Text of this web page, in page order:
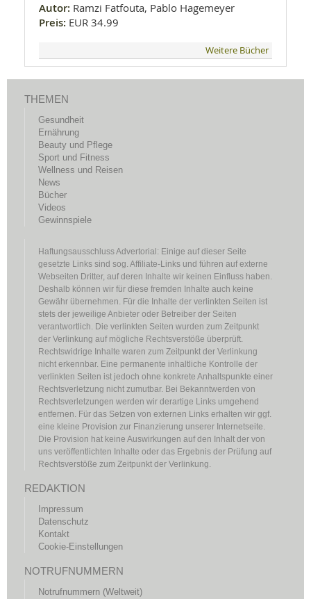
Autor: Ramzi Fatfouta, Pablo Hagemeyer
Preis: EUR 34.99
Weitere Bücher
THEMEN
Gesundheit
Ernährung
Beauty und Pflege
Sport und Fitness
Wellness und Reisen
News
Bücher
Videos
Gewinnspiele
Haftungsausschluss Advertorial: Einige auf dieser Seite
gesetzte Links sind sog. Affiliate-Links und führen auf externe
Webseiten Dritter, auf deren Inhalte wir keinen Einfluss haben.
Deshalb können wir für diese fremden Inhalte auch keine
Gewähr übernehmen. Für die Inhalte der verlinkten Seiten ist
stets der jeweilige Anbieter oder Betreiber der Seiten
verantwortlich. Die verlinkten Seiten wurden zum Zeitpunkt
der Verlinkung auf mögliche Rechtsverstöße überprüft.
Rechtswidrige Inhalte waren zum Zeitpunkt der Verlinkung
nicht erkennbar. Eine permanente inhaltliche Kontrolle der
verlinkten Seiten ist jedoch ohne konkrete Anhaltspunkte einer
Rechtsverletzung nicht zumutbar. Bei Bekanntwerden von
Rechtsverletzungen werden wir derartige Links umgehend
entfernen. Für das Setzen von externen Links erhalten wir ggf.
eine kleine Provision zur Finanzierung unserer Internetseite.
Die Provision hat keine Auswirkungen auf den Inhalt der von
uns veröffentlichten Inhalte oder das Ergebnis der Prüfung auf
Rechtsverstöße zum Zeitpunkt der Verlinkung.
REDAKTION
Impressum
Datenschutz
Kontakt
Cookie-Einstellungen
NOTRUFNUMMERN
Notrufnummern (Weltweit)